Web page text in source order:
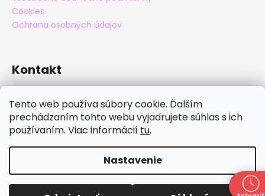
Tento web používa súbory cookie. Ďalším
prechádzaním tohto webu vyjadrujete súhlas s ich
používaním. Viac informácií tu.
Nastavenie
Cookies
Ochrana osobných údajov
Kontakt
+421 905 838 706
maxatko
maxatko_barefoot
Copyright 2026Maxatko. Všetky práva vyhradené.